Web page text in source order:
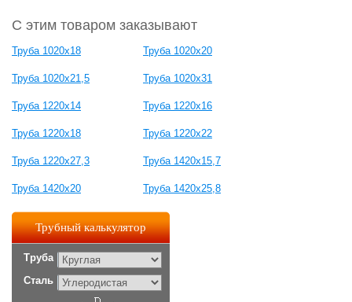
С этим товаром заказывают
Труба 1020х18 Труба 1020х20
Труба 1020х21,5 Труба 1020х31
Труба 1220х14 Труба 1220х16
Труба 1220х18 Труба 1220х22
Труба 1220х27,3 Труба 1420х15,7
Труба 1420х20 Труба 1420х25,8
Трубный калькулятор
Труба
Сталь